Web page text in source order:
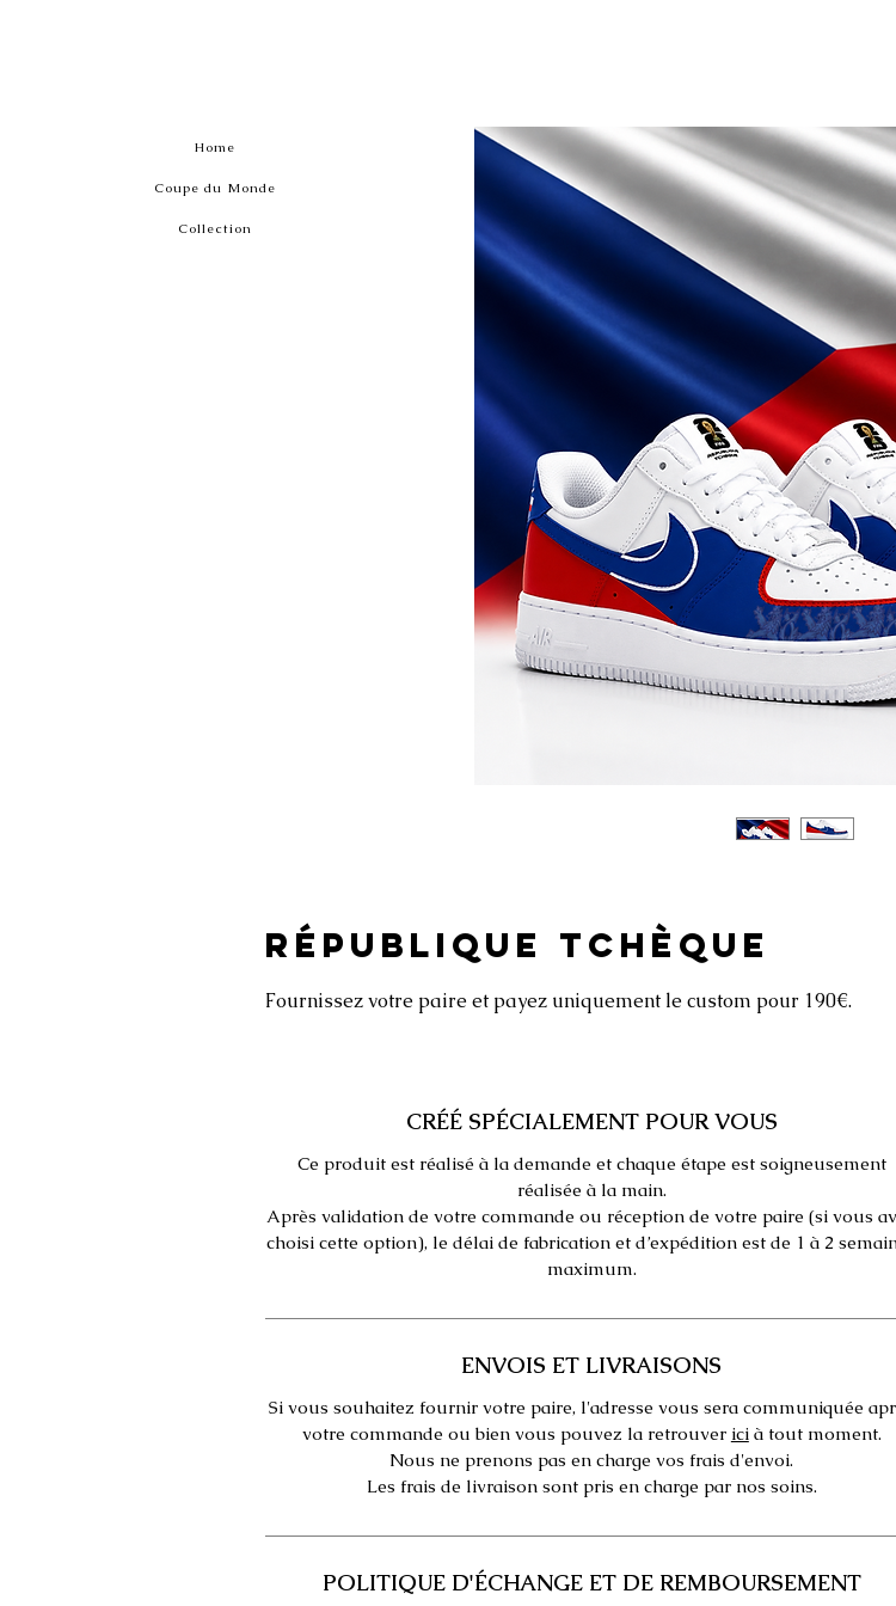
RÉPUBLIQUE TCHÈQUE
Fournissez votre paire et payez uniquement le custom pour 190€.
CRÉÉ SPÉCIALEMENT POUR VOUS
Ce produit est réalisé à la demande et chaque étape est soigneusement
réalisée à la main.
Après validation de votre commande ou réception de votre paire (si vous
choisi cette option), le délai de fabrication et d’expédition est de 1 à 2
maximum.
ENVOIS ET LIVRAISONS
Si vous souhaitez fournir votre paire, l'adresse vous sera communiquée
votre commande ou bien vous pouvez la retrouver icià tout moment.
Nous ne prenons pas en charge vos frais d'envoi.
Les frais de livraison sont pris en charge par nos soins.
POLITIQUE D'ÉCHANGE ET DE REMBOURSEMENT
Home
Coupe du Monde
Collection